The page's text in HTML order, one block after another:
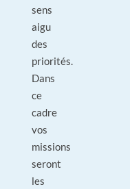
sens
aigu
des
priorités.
Dans
ce
cadre
vos
missions
seront
les